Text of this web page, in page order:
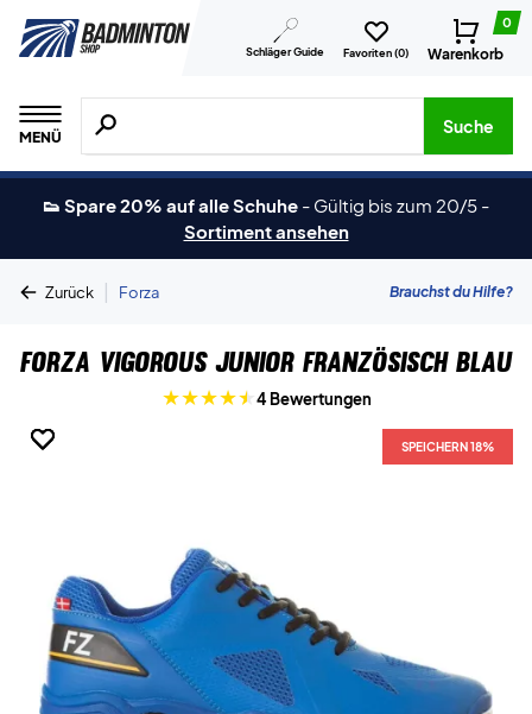
Schläger Guide Favoriten (0)
0
Warenkorb
MENÜ
Suche nach Produkten, Marken usw.
Suche
👟 Spare 20% auf alle Schuhe - Gültig bis zum 20/5 -
Sortiment ansehen
Zurück | Forza Brauchst du Hilfe?
Forza Vigorous Junior Französisch Blau
4 Bewertungen
SPEICHERN 18%
SPEICHERN 18%
SPEICHERN 18%
SPEICHERN 18%